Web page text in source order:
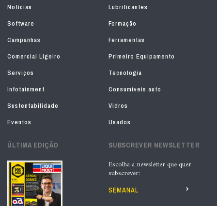
Notícias
Lubrificantes
Software
Formação
Campanhas
Ferramentas
Comercial Ligeiro
Primeiro Equipamento
Serviços
Tecnologia
Infotainment
Consumíveis auto
Sustentabilidade
Vidros
Eventos
Usados
ÚLTIMA EDIÇÃO SUBSCREVER NEWSLETTER
Escolha a newsletter que quer
subscrever:
SEMANAL